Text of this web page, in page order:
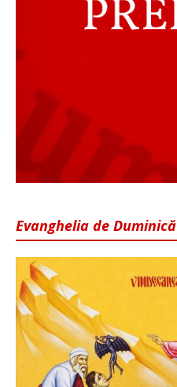
Evanghelia de Duminică